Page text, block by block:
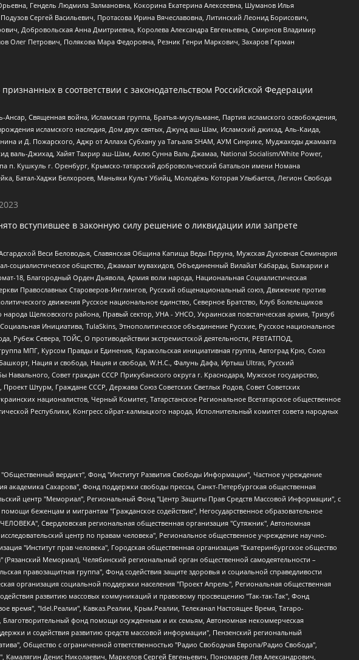
Гендель Людмила Залмановна, Кокорина Екатерина Алексеевна, Шуманов Илья
Сергей Васильевич, Протасова Ирина Вячеславовна, Литинский Леонид Борисович,
Добровольская Анна Дмитриевна, Королева Александра Евгеньевна, Смирнов Владимир
Олег Петрович, Полякова Мара Федоровна, Резник Генри Маркович, Захаров Герман
в соответствии с законодательством Российской Федерации
Священная война, Исламская группа, Братья-мусульмане, Партия исламского освобождения,
исламского наследия, Дом двух святых, Джунд аш-Шам, Исламский джихад, Аль-Каида,
и Д. Пожарского, Аджр от Аллаха Субхану уа Тагьаля SHAM, АУМ Синрике, Муджахеды джамаата
валь-Джихад, Хайят Тахрир аш-Шам, Ахлю Сунна Валь Джамаа, National Socialism/White Power,
п. Кушкуль г. Оренбург, Крымско-татарский добровольческий батальон имени Номана
Батал-Хаджи Белхороев, Маньяки Культ Убийц, Молодёжь Которая Улыбается, Легион Свобода
вступившее в законную силу решение о ликвидации или запрете
Веси Беловодья, Славянская Община Капища Веды Перуна, Мужская Духовная Семинария
социалистическое общество, Джамаат мувахидов, Объединенный Вилайат Кабарды, Балкарии и
18, Благородный Орден Дьявола, Армия воли народа, Национальная Социалистическая
Православных Староверов-Инглингов, Русский общенациональный союз, Движение против
движения Русское национальное единство, Северное Братство, Клуб Болельщиков
Щелковского района, Правый сектор, УНА - УНСО, Украинская повстанческая армия, Тризуб
Инициатива, TulaSkins, Этнополитическое объединение Русские, Русское национальное
Рубеж Севера, ТОЙС, О противодействии экстремистской деятельности, РЕВТАТПОД,
МПГ, Курсом Правды и Единения, Каракольская инициативная группа, Автоград Крю, Союз
Нация и свобода, Нация и свобода, W.H.С., Фалунь Дафа, Иртыш Ultras, Русский
Совет граждан СССР Прикубанского округа г. Краснодара, Мужское государство,
Штурм, Граждане СССР, Держава Союз Советских Светлых Родов, Совет Советских
националистов, Черный Комитет, Татарстанское Региональное Всетатарское общественное
Республики, Конгресс ойрат-калмыцкого народа, Исполнительный комитет совета народных
организация по защите прав человека и информированию населения "Якутия – Наше Мнение", Общество с ограниченной ответственностью "Москоу диджитал медиа", с 26.01.2023 Общество с ограниченной ответственностью "Чайка Белые сады", Ветошкина Валерия Валерьевна, Заговора Максим Александрович, Межрегиональное общественное движение "Российская ЛГБТ - сеть", Оленичев Максим Владимирович, Павлов Иван Юрьевич, Скворцова Елена Сергеевна, Общество с ограниченной ответственностью "Как бы инагент", Кочетков Игорь Викторович, Общество с ограниченной ответственностью "Честные выборы", Еланчик Олег Александрович, Общество с ограниченной ответственностью "Нобелевский призыв", Гималова Регина Эмилевна, Григорьев Андрей Валерьевич, Григорьева Алина Александровна, Ассоциация по содействию защите прав призывников, альтернативнослужащих и военнослужащих "Правозащитная группа "Гражданин.Армия.Право", Хисамова Регина Фаритовна, Автономная некоммерческая организация по реализации социально-правовых программ "Лилит", Дальневосточное общественное движение "Маяк", Санкт-Петербургская ЛГБТ-инициативная группа "Выход", Инициативная группа ЛГБТ+ "Реверс", Алексеев Андрей Викторович, Бекбулатова Таисия Львовна, Беляев Иван Михайлович, Владыкина Елена Сергеевна, Гельман Марат Александрович, Никульшина Вероника Юрьевна, Толоконникова Надежда Андреевна, Шендерович Виктор Анатольевич, Общество с ограниченной ответственностью "Данное сообщение", Общество с ограниченной ответственностью Издательский дом "Новая глава", Айнбиндер Александра Александровна, Московский комьюнити-центр для ЛГБТ+инициатив, Благотворительный фонд развития филантропии, Deutsche Welle (Германия, Kurt-Schumacher-Strasse 3, 53113 Bonn), Борзунова Мария Михайловна, Воробьев Виктор Викторович, Голубева Анна Львовна, Константинова Алла Михайловна, Малкова Ирина Владимировна, Мурадов Мурад Абдулгалимович, Осетинская Елизавета Николаевна, Понасенков Евгений Николаевич, Ганапольский Матвей Юрьевич, Киселев Евгений Алексеевич, Борухович Ирина Григорьевна, Дремин Иван Тимофеевич, Дубровский Дмитрий Викторович, Красноярская региональная общественная организация поддержки и развития альтернативных образовательных технологий и межкультурных коммуникаций "ИНТЕРРА", Маяковская Екатерина Алексеевна, Фейгин Марк Захарович, Филимонов Андрей Викторович, Дзугкоева Регина Николаевна, Доброхотов Роман Александрович, Дудь Юрий Александрович, Елкин Сергей Владимирович, Кругликов Кирилл Игоревич, Сабунаева Мария Леонидовна, Семенов Алексей Владимирович, Шаинян Карен Багратович, Шульман Екатерина Михайловна, Асафьев Артур Валерьевич, Вахштайн Виктор Семенович, Венедиктов Алексей Алексеевич, Лушникова Екатерина Евгеньевна, Волков Леонид Михайлович, Невзоров Александр Глебович, Пархоменко Сергей Борисович, Сироткин Ярослав Николаевич, Кара-Мурза Владимир Владимирович, Баранова Наталья Владимировна, Гозман Леонид Яковлевич, Кагарлицкий Борис Юльевич, Климарев Михаил Валерьевич, Милов Владимир Станиславович, Автономная некоммерческая организация Краснодарский центр современного искусства "Типография", Моргенштерн Алишер Тагирович, Соболь Любовь Эдуардовна, Общество с ограниченной ответственностью "ЛИЗА НОРМ", Каспаров Гарри Кимович, Ходорковский Михаил Борисович, Общество с ограниченной ответственностью "Апрельские тезисы", Данилович Ирина Брониславовна, Кашин Олег Владимирович, Петров Николай Владимирович, Пивоваров Алексей Владимирович, Соколов Михаил Владимирович, Цветкова Юлия Владимировна, Чичваркин Евгений Александрович, Комитет против пыток/Команда против пыток, Общество с ограниченной ответственностью "Первый научный", Общество с ограниченной ответственностью "Вертолет и ко", Белоцерковская Вероника Борисовна, Кац Максим Евгеньевич, Лазарева Татьяна Юрьевна, Шаведдинов Руслан Табризович, Яшин Илья Валерьевич, Общество с ограниченной ответственностью "Иноагент ААВ", Алешковский Дмитрий Петрович, Альбац Евгения Марковна, Быков Дмитрий Львович, Галямина Юлия Евгеньевна, Лойко Сергей Леонидович, Мартынов Кирилл Константинович, Медведев Сергей Александрович, Крашенинников Федор Геннадиевич, Гордеева Катерина Вл